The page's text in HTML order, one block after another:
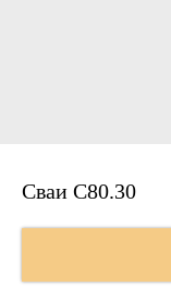
Сваи С80.30